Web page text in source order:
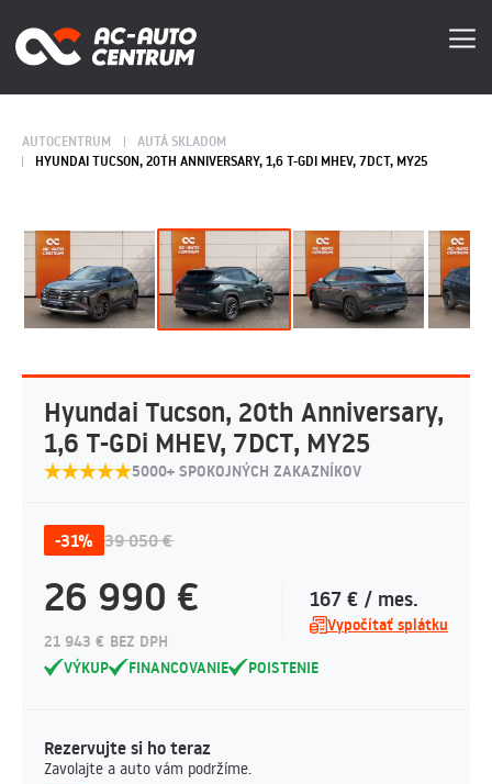
AUTOCENTRUM
AUTÁ SKLADOM
HYUNDAI TUCSON, 20TH ANNIVERSARY, 1,6 T-GDI MHEV, 7DCT, MY25
Hyundai Tucson, 20th Anniversary,
1,6 T-GDi MHEV, 7DCT, MY25
5000+ SPOKOJNÝCH ZAKAZNÍKOV
-31% 39 050 €
26 990 €
21 943 € BEZ DPH
167 € / mes.
Vypočítať splátku
VÝKUP
FINANCOVANIE POISTENIE
Rezervujte si ho teraz
Zavolajte a auto vám podržíme.